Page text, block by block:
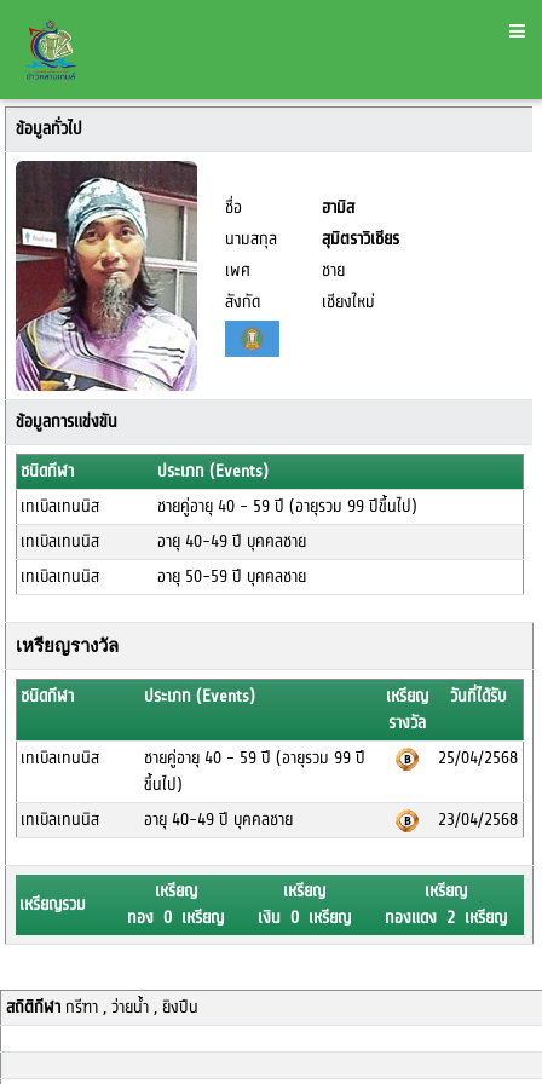
ข้อมูลทั่วไป
ชื่อ
ฮามิส
นามสกุล
สุมิตราวิเชียร
เพศ
ชาย
สังกัด
เชียงใหม่
ข้อมูลการแข่งขัน
ชนิดกีฬา
ประเภท (Events)
เทเบิลเทนนิส
ชายคู่อายุ 40 - 59 ปี (อายุรวม 99 ปีขึ้นไป)
เทเบิลเทนนิส
อายุ 40-49 ปี บุคคลชาย
เทเบิลเทนนิส
อายุ 50-59 ปี บุคคลชาย
เหรียญรางวัล
ชนิดกีฬา ประเภท (Events)
เหรียญ
รางวัล
วันที่ได้รับ
เทเบิลเทนนิส
ชายคู่อายุ 40 - 59 ปี (อายุรวม 99 ปี
ขึ้นไป)
25/04/2568
เทเบิลเทนนิส อายุ 40-49 ปี บุคคลชาย 23/04/2568
เหรียญรวม
เหรียญ
ทอง 0 เหรียญ
เหรียญ
เงิน 0 เหรียญ
เหรียญ
ทองแดง 2 เหรียญ
สถิติกีฬากรีฑา , ว่ายน้ำ , ยิงปืน